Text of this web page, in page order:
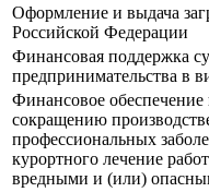
Оформление и выдача
Российской Федерации
Финансовая поддержка
предпринимательства в
Финансовое
сокращению
профессиональных
курортного лечение
вредными и (или)